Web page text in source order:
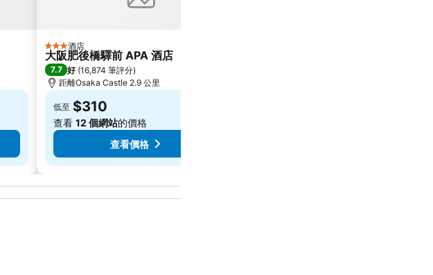
3 星級酒店
大阪肥後橋驛前 APA 酒店
7.7 好 (16,874 筆評分)
距離Osaka Castle 2.9 公里
低至 $310
查看 12 個網站的價格
查看價格